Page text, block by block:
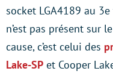
socket LGA4189 au
n’est pas présent sur
cause, c’est celui des
Lake-SP et Cooper